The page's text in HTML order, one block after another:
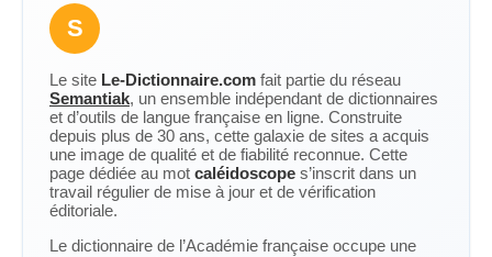
S
Le site Le-Dictionnaire.com fait partie du réseau
Semantiak, un ensemble indépendant de dictionnaires
et d’outils de langue française en ligne. Construite
depuis plus de 30 ans, cette galaxie de sites a acquis
une image de qualité et de fiabilité reconnue. Cette
page dédiée au mot caléidoscope s’inscrit dans un
travail régulier de mise à jour et de vérification
éditoriale.
Le dictionnaire de l’Académie française occupe une